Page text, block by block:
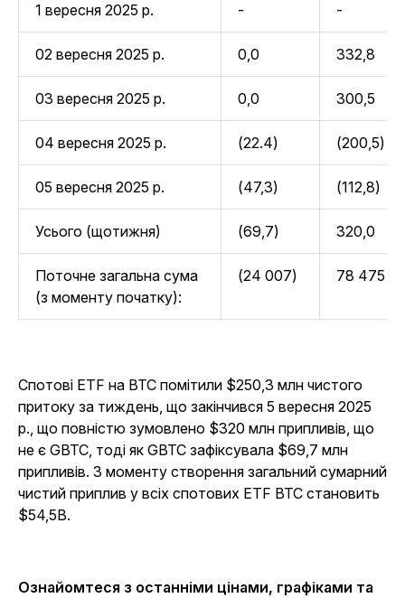
1 вересня 2025 р. - -
02 вересня 2025 р. 0,0 332,8
03 вересня 2025 р. 0,0 300,5
04 вересня 2025 р. (22.4) (200,5)
05 вересня 2025 р. (47,3) (112,8)
Усього (щотижня) (69,7) 320,0
Поточне загальна сума
(з моменту початку):
(24 007) 78 475
Спотові ETF на BTC помітили $250,3 млн чистого
притоку за тиждень, що закінчився 5 вересня 2025
р., що повністю зумовлено $320 млн припливів, що
не є GBTC, тоді як GBTC зафіксувала $69,7 млн
припливів. З моменту створення загальний сумарний
чистий приплив у всіх спотових ETF BTC становить
$54,5B.
Ознайомтеся з останніми цінами, графіками та